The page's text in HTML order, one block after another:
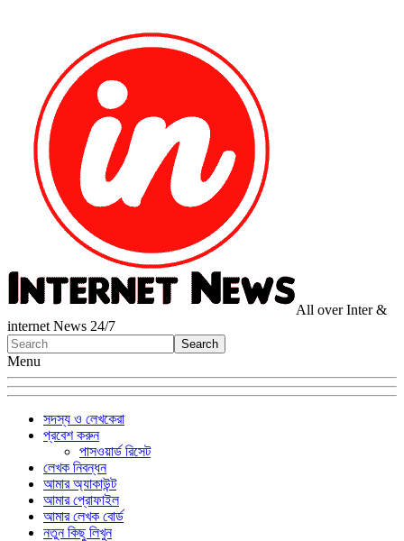
All over Inter &
internet News 24/7
Menu
সদস্য ও লেখকেরা
প্রবেশ করুন
পাসওয়ার্ড রিসেট
লেখক নিবন্ধন
আমার অ্যাকাউন্ট
আমার প্রোফাইল
আমার লেখক বোর্ড
নতুন কিছু লিখুন